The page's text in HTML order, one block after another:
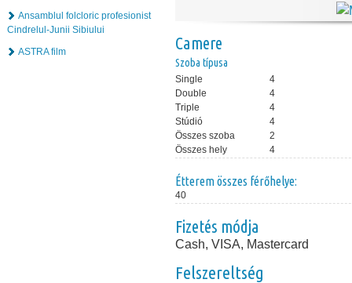
Ansamblul folcloric profesionist
Cindrelul-Junii Sibiului
ASTRA film
Camere
Szoba típusa
Single
4
Double
4
Triple
4
Stúdió
4
Összes szoba
2
Összes hely
4
Étterem összes férőhelye:
40
Fizetés módja
Cash, VISA, Mastercard
Felszereltség